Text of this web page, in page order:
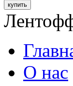
О нас